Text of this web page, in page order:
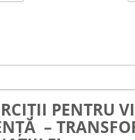
PENTRU
–